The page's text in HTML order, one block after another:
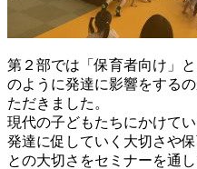
第２部では「保育者向け」
のように発達に影響をする
ただきました。
現代の子どもたちにかけて
発達に促していく大切さや
との大切さをセミナーを通し